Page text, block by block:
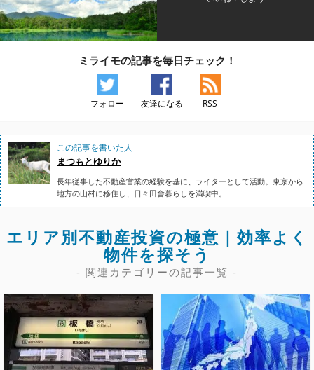
ミライモの記事を毎日チェック！
フォロー 友達になる RSS
この記事を書いた人
まつもとゆりか
長年従事した不動産営業の経験を基に、ライターとして活動。東京から
地方の山村に移住し、日々田舎暮らしを満喫中。
エリア別不動産投資の極意｜効率よく
物件を探そう
- 関連カテゴリーの記事一覧 -